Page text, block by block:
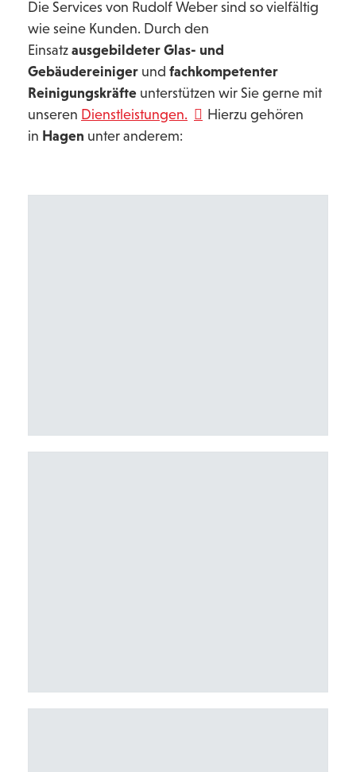
Die Services von Rudolf Weber sind so vielfältig
wie seine Kunden. Durch den
Einsatz ausgebildeter Glas- und
Gebäudereiniger und fachkompetenter
Reinigungskräfte unterstützen wir Sie gerne mit
unseren Dienstleistungen.
Hierzu gehören
in Hagen unter anderem: